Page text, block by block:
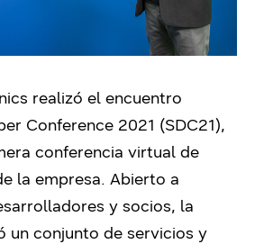
realizó el encuentro
Conference 2021 (SDC21),
conferencia virtual de
la empresa. Abierto a
y socios, la
un conjunto de servicios y